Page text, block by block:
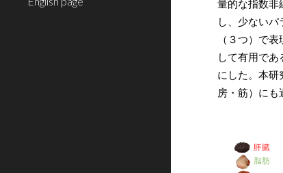
量的な指数非
し、少ない
（３つ）で
して有用で
にした。本研
房・筋）にも